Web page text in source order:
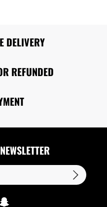
DELIVERY
REFUNDED